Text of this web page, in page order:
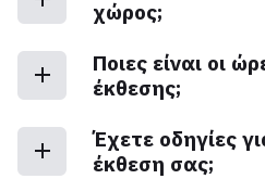
χώρος;
Ποιες είναι οι
έκθεσης;
Έχετε οδηγίες
έκθεση σας;